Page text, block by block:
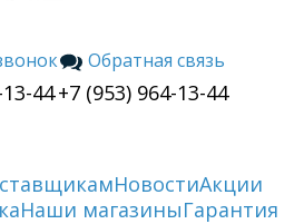
44
Обратная связь
+7 (953) 964-13-44
НовостиАкции
Наши магазиныГарантия